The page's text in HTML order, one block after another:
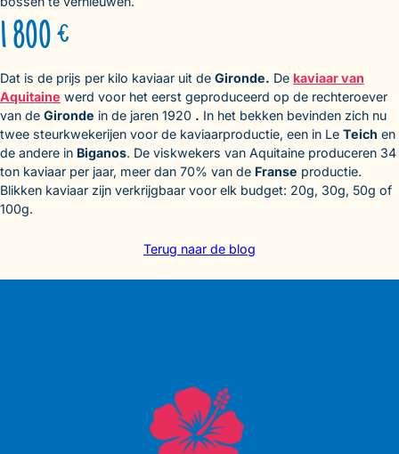
1 800 €
Dat is de prijs per kilo kaviaar uit de Gironde. De kaviaar van
Aquitaine werd voor het eerst geproduceerd op de rechteroever
van de Gironde in de jaren 1920 . In het bekken bevinden zich nu
twee steurkwekerijen voor de kaviaarproductie, een in Le Teich en
de andere in Biganos. De viskwekers van Aquitaine produceren 34
ton kaviaar per jaar, meer dan 70% van de Franse productie.
Blikken kaviaar zijn verkrijgbaar voor elk budget: 20g, 30g, 50g of
100g.
Terug naar de blog